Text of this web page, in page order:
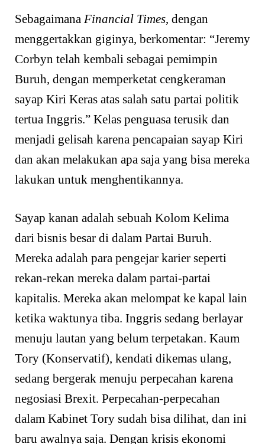
Sebagaimana Financial Times, dengan
menggertakkan giginya, berkomentar: “Jeremy
Corbyn telah kembali sebagai pemimpin
Buruh, dengan memperketat cengkeraman
sayap Kiri Keras atas salah satu partai politik
tertua Inggris.” Kelas penguasa terusik dan
menjadi gelisah karena pencapaian sayap Kiri
dan akan melakukan apa saja yang bisa mereka
lakukan untuk menghentikannya.
Sayap kanan adalah sebuah Kolom Kelima
dari bisnis besar di dalam Partai Buruh.
Mereka adalah para pengejar karier seperti
rekan-rekan mereka dalam partai-partai
kapitalis. Mereka akan melompat ke kapal lain
ketika waktunya tiba. Inggris sedang berlayar
menuju lautan yang belum terpetakan. Kaum
Tory (Konservatif), kendati dikemas ulang,
sedang bergerak menuju perpecahan karena
negosiasi Brexit. Perpecahan-perpecahan
dalam Kabinet Tory sudah bisa dilihat, dan ini
baru awalnya saja. Dengan krisis ekonomi